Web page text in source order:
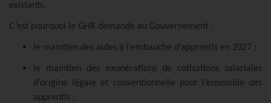
existants.
C’est pourquoi le GHR demande au Gouvernement :
le maintien des aides à l’embauche d’apprentis en 2027 ;
le maintien des exonérations de cotisations salariales
d’origine légale et conventionnelle pour l’ensemble des
apprentis ;